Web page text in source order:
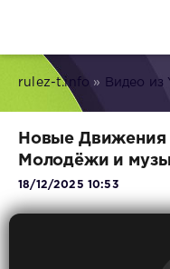
rulez-t.info » Видео из
Новые Движения
Молодёжи и
18/12/2025 10:53